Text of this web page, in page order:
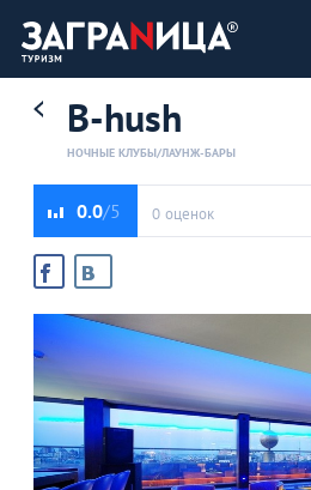
B-hush
НОЧНЫЕ КЛУБЫ/ЛАУНЖ-БАРЫ
0.0 0 оценок